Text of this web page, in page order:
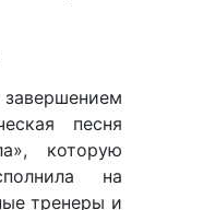
песня
которую
на
тренеры и